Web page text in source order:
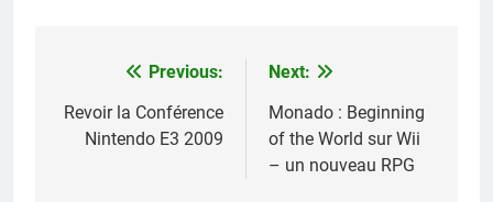
Navigation
de
Previous:
Revoir la Conférence
Nintendo E3 2009
Next:
Monado : Beginning
of the World sur Wii
– un nouveau RPG